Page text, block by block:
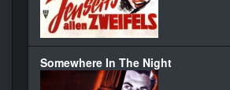
Somewhere In The Night